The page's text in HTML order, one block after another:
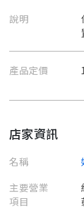
說明
產品定價
店家資訊
名稱
主要營業
項目